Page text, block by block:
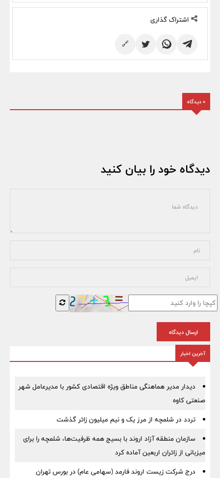
اشتراک گذاری
🔗
0 دیدگاه
دیدگاه خود را بیان کنید
ارسال دیدگاه
آخرین اخبار
دیدار مدیر هماهنگی مناطق ویژه اقتصادی کشور با مدیرعامل شهر
صنعتی کاوه
تردد در شلمچه از مرز یک و نیم میلیون زائر گذشت
سازمان منطقه آزاد اروند با بسیج همه ظرفیت‌ها، شلمچه را برای
میزبانی از زائران اربعین آماده کرد
درج شرکت زیست اروند فارمد (سهامی عام) در بورس تهران